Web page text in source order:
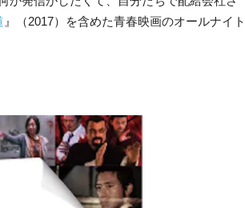
』（2017）を含めた青春映画のオールナイト